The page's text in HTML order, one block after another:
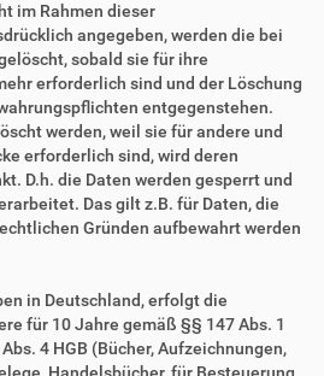
im Rahmen dieser
angegeben, werden die bei
sobald sie für ihre
erforderlich sind und der Löschung
entgegenstehen.
werden, weil sie für andere und
erforderlich sind, wird deren
D.h. die Daten werden gesperrt und
Das gilt z.B. für Daten, die
Gründen aufbewahrt werden
in Deutschland, erfolgt die
für 10 Jahre gemäß §§ 147 Abs. 1
Abs. 4 HGB (Bücher, Aufzeichnungen,